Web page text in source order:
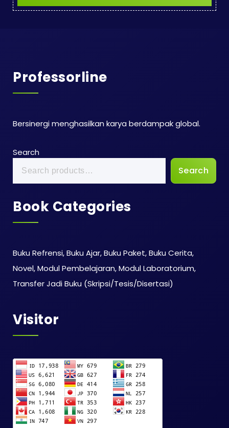
Professorline
Bersinergi menghasilkan karya berdampak global.
Search
Search
Book Categories
Buku Refrensi, Buku Ajar, Buku Paket, Buku Cerita,
Novel, Modul Pembelajaran, Modul Laboratorium,
Transfer Jadi Buku (Skripsi/Tesis/Disertasi)
Visitor